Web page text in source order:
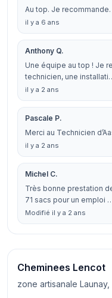
Au top. Je
il y a 6 ans
Anthony Q.
Une équipe au top ! Je
technicien, une
il y a 2 ans
Pascale P.
Merci au Technicien
il y a 2 ans
Michel C.
Très bonne prestation
71 sacs pour un emploi
Modifié il y a 2 ans
Cheminees Lencot
zone artisanale